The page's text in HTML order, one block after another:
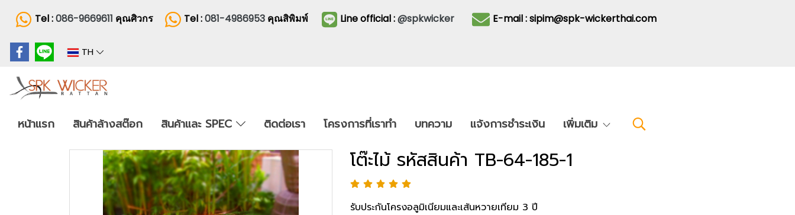
Tel :086-9669611 คุณศิวกร Tel :081-4986953 คุณสิพิมพ์ Line official :@spkwicker E-mail : sipim@spk-wickerthai.com
TH
หน้าแรก สินค้าล้างสต๊อก สินค้าและ SPEC ติดต่อเรา โครงการที่เราทำ บทความ แจ้งการชำระเงิน เพิ่มเติม
โต๊ะไม้ รหัสสินค้า TB-64-185-1
รับประกันโครงอลูมิเนียมและเส้นหวายเทียม 3 ปี